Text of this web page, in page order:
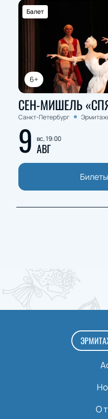
6+
Балет
СЕН-МИШЕЛЬ
Санкт-Петербург
9 вс, 19:00
АВГ
О